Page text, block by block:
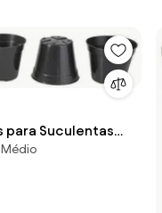
para Suculentas
Médio